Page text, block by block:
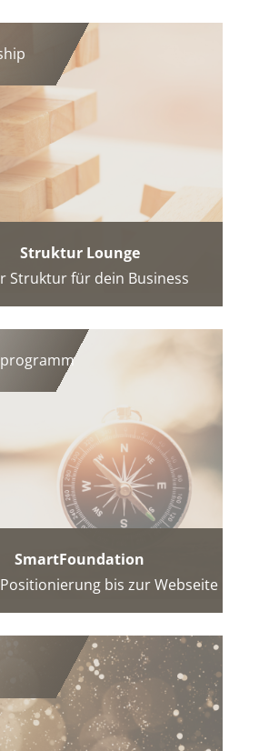
Struktur Lounge
Struktur für dein Business
SmartFoundation
bis zur Webseite